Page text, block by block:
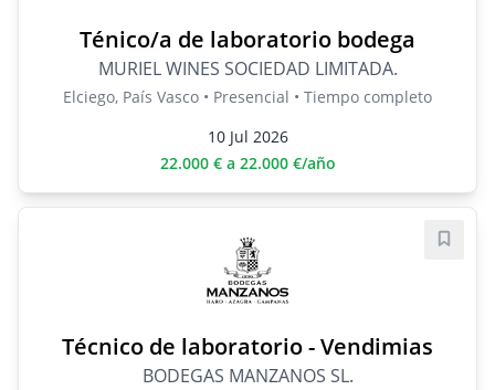
Ténico/a de laboratorio bodega
MURIEL WINES SOCIEDAD LIMITADA.
Elciego, País Vasco • Presencial • Tiempo completo
10 Jul 2026
22.000 € a 22.000 €/año
Técnico de laboratorio - Vendimias
BODEGAS MANZANOS SL.